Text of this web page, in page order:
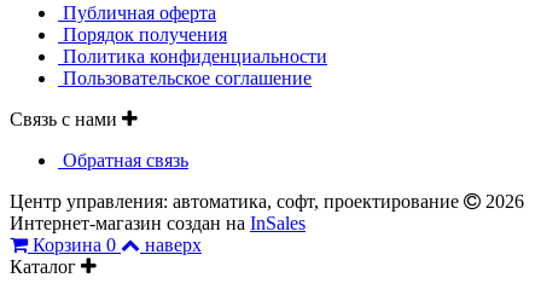
Публичная оферта
Порядок получения
Политика конфиденциальности
Пользовательское соглашение
Связь с нами
Обратная связь
Центр управления: автоматика, софт, проектирование
2026
Интернет-магазин создан на InSales
Корзина 0
наверх
Каталог